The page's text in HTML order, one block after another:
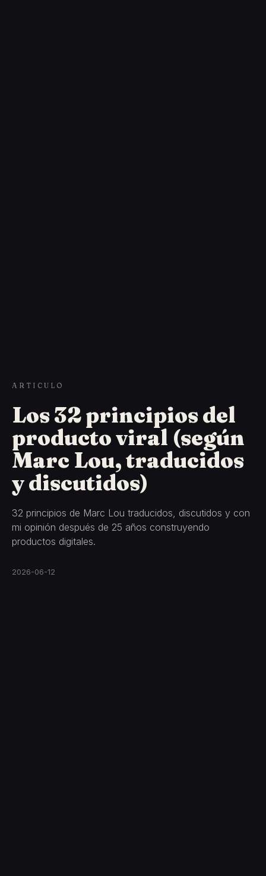
ARTICULO
Los 32 principios del
producto viral (según
Marc Lou, traducidos
y discutidos)
32 principios de Marc Lou traducidos, discutidos y con
mi opinión después de 25 años construyendo
productos digitales.
2026-06-12